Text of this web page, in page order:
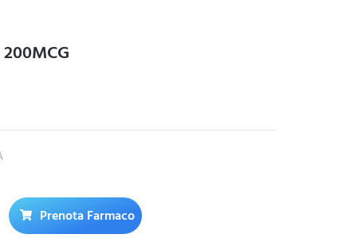
Prenota Farmaco